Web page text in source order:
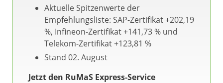
Aktuelle Spitzenwerte der
Empfehlungsliste: SAP-Zertifikat +202,19
%, Infineon-Zertifikat +141,73 % und
Telekom-Zertifikat +123,81 %
Stand 02. August
Jetzt den RuMaS Express-Service